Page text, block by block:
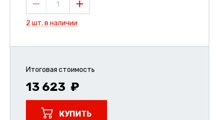
1
2 шт. в наличии
Итоговая стоимость
13 623
КУПИТЬ